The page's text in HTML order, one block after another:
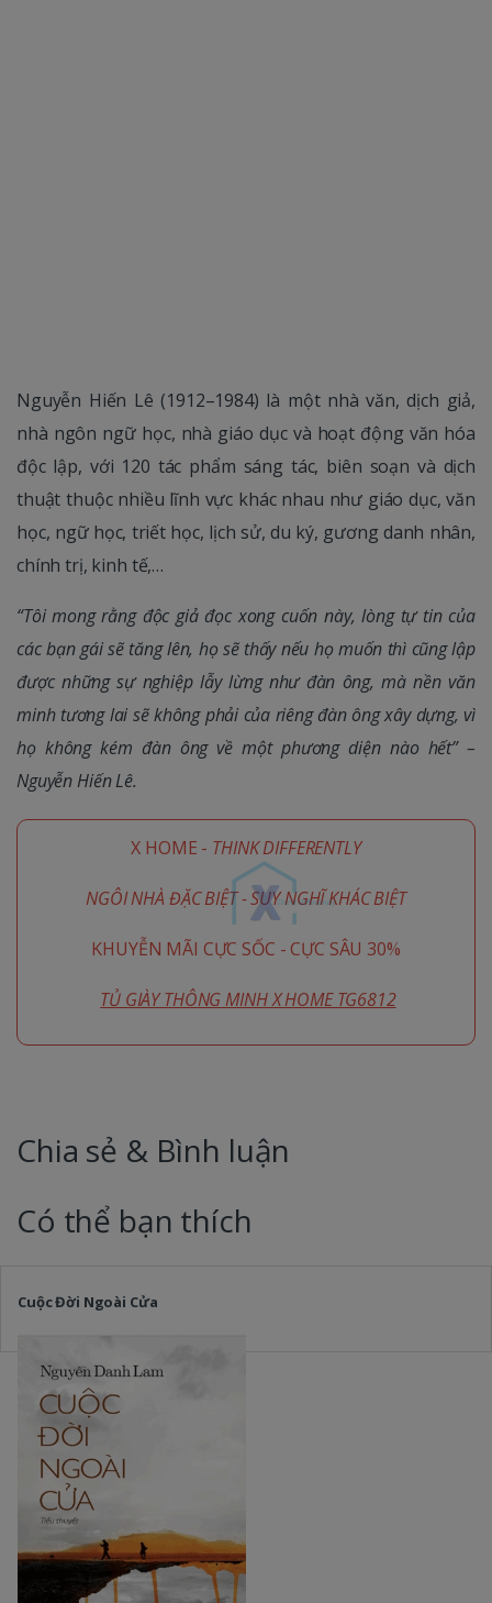
Nguyễn Hiến Lê (1912–1984) là một nhà văn, dịch giả,
nhà ngôn ngữ học, nhà giáo dục và hoạt động văn hóa
độc lập, với 120 tác phẩm sáng tác, biên soạn và dịch
thuật thuộc nhiều lĩnh vực khác nhau như giáo dục, văn
học, ngữ học, triết học, lịch sử, du ký, gương danh nhân,
chính trị, kinh tế,…
“Tôi mong rằng độc giả đọc xong cuốn này, lòng tự tin của
các bạn gái sẽ tăng lên, họ sẽ thấy nếu họ muốn thì cũng lập
được những sự nghiệp lẫy lừng như đàn ông, mà nền văn
minh tương lai sẽ không phải của riêng đàn ông xây dựng, vì
họ không kém đàn ông về một phương diện nào hết” –
Nguyễn Hiến Lê.
X HOME - THINK DIFFERENTLY
NGÔI NHÀ ĐẶC BIỆT - SUY NGHĨ KHÁC BIỆT
KHUYỄN MÃI CỰC SỐC - CỰC SÂU 30%
TỦ GIÀY THÔNG MINH X HOME TG6812
Chia sẻ & Bình luận
Có thể bạn thích
Cuộc Đời Ngoài Cửa